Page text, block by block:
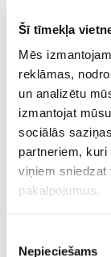
Šī tīmekļa
Mēs
reklāmas,
un analizētu
izmantojat
sociālās
partneriem,
viņiem sniedzat
pakalpojumus.
izvēle
Nepieciešams
apspēlēja
CITAS ZIŅAS NO
Čehijas futbola